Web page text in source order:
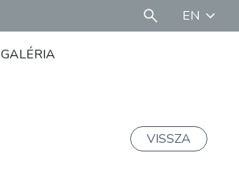
EN
GALÉRIA
VISSZA